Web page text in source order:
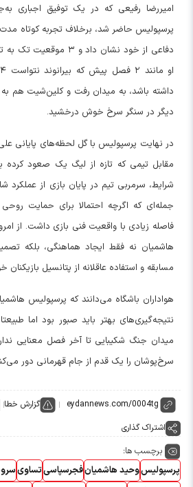
امیررضا رفیعی که در یک توفیق اجباری
پرسپولیس حاضر شد، برخلاف تجربه کوتاه
دفاعی از خود نشان داد و ۳
او
داشته باشد، به میدان رفت و کلین‌شیت هم به
دیگر در سنگر سرخ خوش درخشید.
در نهایت پرسپولیس با گل لحظه‌های پایانی
مقابل تیمی که تازه از لیگ یک صعود کرده
شرایط، سرمربی تیم در پایان بازی از عملکرد
جمله‌ای که اگرچه احتمالا برای حمایت روحی
فاصله زیادی با واقعیت فنی بازی داشت. از
هاشمیان نه فقط ایجاد هماهنگی، بلکه
مسابقه و استفاده عاقلانه از پتانسیل بازیکنان
هواداران باشگاه می‌دانند که پرسپولیس
نتیجه‌گیری‌های بهتر باید صبور بود اما طبیعتا
میدان جنگ شکیبایی تا آخر فصل معنایی
سرخ‌پوشان را یک قدم از جام قهرمانی دور می‌کند.
گزارش خطا
اشتراک گذاری
برچسب ها:
پرسپولیسوحید هاشمیانفجرسپاسیتساویسروش